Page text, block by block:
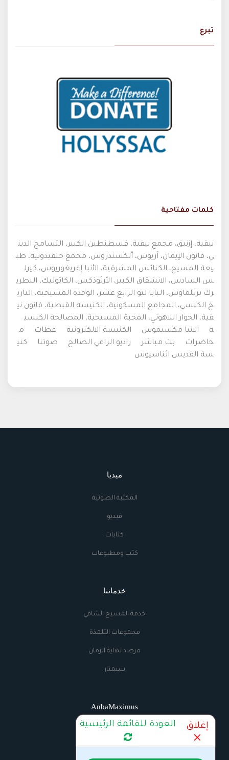
تبرع
كلمات مفتاحية
نيقية، إزنيق، مجمع نيقية، قسطنطين الكبير، التسامح الدين
ي، قانون الإيمان، آريوس، ألكسندروس، مجمع خلقيدونية، طب
يعة المسيح، الكنائس المشرقية، الأنبا إغريغوريوس، كيرل
س السادس، الانشقاق الكبير، الأرثوذكس، الكاثوليك، البطري
رك برثلماوس، البابا ليو الرابع عشر، الوحدة المسيحية، التاري
خ الكنسي، المجامع المسكونية، الكنيسة القبطية، قانون ني
قية، الحوار اللاهوتي، المحبة المسيحية، المصالحة الكنسي
ة
الانبا مكسيموس الكنيسة الالكترونية عظات
م
حاضرات
بث مباشر راديو الراعي الصالح صوتنا
كني
سة القديس اثناسيوس
ميديا
المكتبة الصوتية
فيديو
كتابات
كتب ومطبوعات
خدماتنا
خدمة المسيح الشافي
مجموعات التلمذة
مرصد نهاية الزمان
سيمنار
AnbaMaximus
اتصل بنا
الراديو
إغلاق العودة للقائمة الرئيسية